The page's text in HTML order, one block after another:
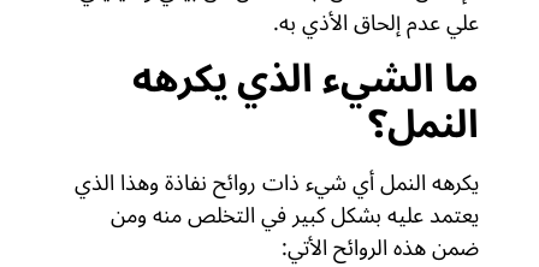
علي عدم إلحاق الأذي به.
ما الشيء الذي يكرهه
النمل؟
يكرهه النمل أي شيء ذات روائح نفاذة وهذا الذي
يعتمد عليه بشكل كبير في التخلص منه ومن
ضمن هذه الروائح الأتي: